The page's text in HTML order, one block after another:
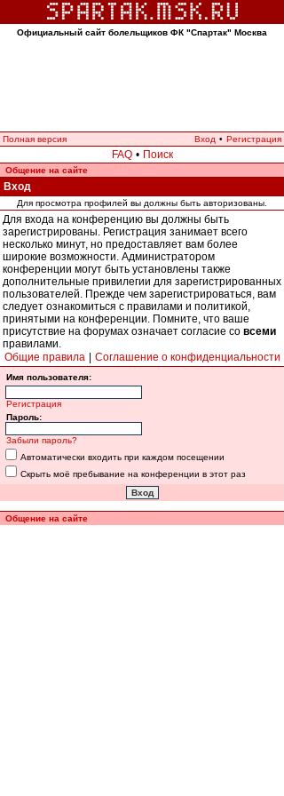
Официальный сайт болельщиков ФК "Спартак" Москва
Полная версия Вход • Регистрация
FAQ • Поиск
Общение на сайте
Вход
Для просмотра профилей вы должны быть авторизованы.
Для входа на конференцию вы должны быть
зарегистрированы. Регистрация занимает всего
несколько минут, но предоставляет вам более
широкие возможности. Администратором
конференции могут быть установлены также
дополнительные привилегии для зарегистрированных
пользователей. Прежде чем зарегистрироваться, вам
следует ознакомиться с правилами и политикой,
принятыми на конференции. Помните, что ваше
присутствие на форумах означает согласие со всеми
правилами.
Общие правила
Соглашение о конфиденциальности
Имя пользователя:
Регистрация
Пароль:
Забыли пароль?
Автоматически входить при каждом посещении
Скрыть моё пребывание на конференции в этот раз
Общение на сайте